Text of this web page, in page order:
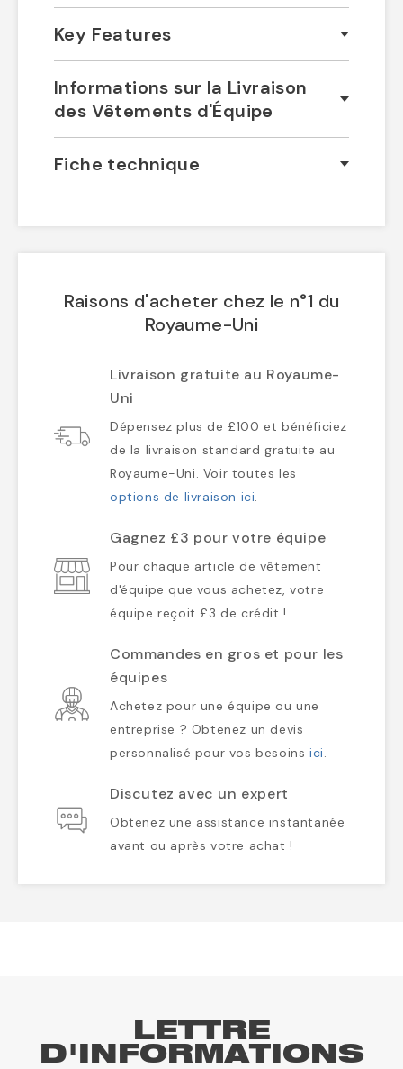
Key Features
Informations sur la Livraison
des Vêtements d'Équipe
Fiche technique
Raisons d'acheter chez le n°1 du
Royaume-Uni
Livraison gratuite au Royaume-
Uni
Dépensez plus de £100 et bénéficiez
de la livraison standard gratuite au
Royaume-Uni. Voir toutes les
options de livraison ici.
Gagnez £3 pour votre équipe
Pour chaque article de vêtement
d'équipe que vous achetez, votre
équipe reçoit £3 de crédit !
Commandes en gros et pour les
équipes
Achetez pour une équipe ou une
entreprise ? Obtenez un devis
personnalisé pour vos besoinsici.
Discutez avec un expert
Obtenez une assistance instantanée
avant ou après votre achat !
LETTRE
D'INFORMATIONS